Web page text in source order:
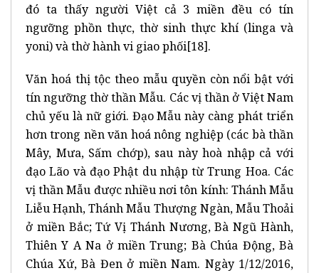
đó ta thấy người Việt cả 3 miền đều có tín
ngưỡng phồn thực, thờ sinh thực khí (linga và
yoni) và thờ hành vi giao phối[18].
Văn hoá thị tộc theo mẫu quyền còn nổi bật với
tín ngưỡng thờ thần Mẫu. Các vị thần ở Việt Nam
chủ yếu là nữ giới. Đạo Mẫu này càng phát triển
hơn trong nền văn hoá nông nghiệp (các bà thần
Mây, Mưa, Sấm chớp), sau này hoà nhập cả với
đạo Lão và đạo Phật du nhập từ Trung Hoa. Các
vị thần Mẫu được nhiều nơi tôn kính: Thánh Mẫu
Liễu Hạnh, Thánh Mẫu Thượng Ngàn, Mẫu Thoải
ở miền Bắc; Tứ Vị Thánh Nương, Bà Ngũ Hành,
Thiên Y A Na ở miền Trung; Bà Chúa Động, Bà
Chúa Xứ, Bà Đen ở miền Nam. Ngày 1/12/2016,